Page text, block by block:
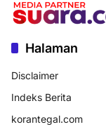
Halaman
Disclaimer
Indeks Berita
korantegal.com